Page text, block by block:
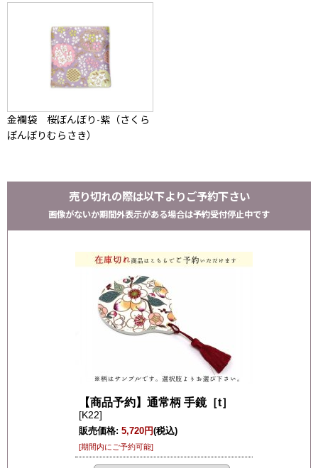
金襴袋 桜ぼんぼり-紫（さくら
ぼんぼりむらさき）
売り切れの際は以下よりご予約下さい
画像がないか期間外表示がある場合は予約受付停止中です